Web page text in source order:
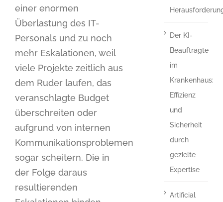
einer enormen
Überlastung des IT-
Personals und zu noch
mehr Eskalationen, weil
viele Projekte zeitlich aus
dem Ruder laufen, das
veranschlagte Budget
überschreiten oder
aufgrund von internen
Kommunikationsproblemen
sogar scheitern. Die in
der Folge daraus
resultierenden
Der KI-
Beauftragte
im
Krankenhaus:
Effizienz
und
Sicherheit
durch
gezielte
Expertise
Artificial